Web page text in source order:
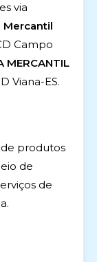
via
Mercantil
Campo
MERCANTIL
Viana-ES.
produtos
de
de